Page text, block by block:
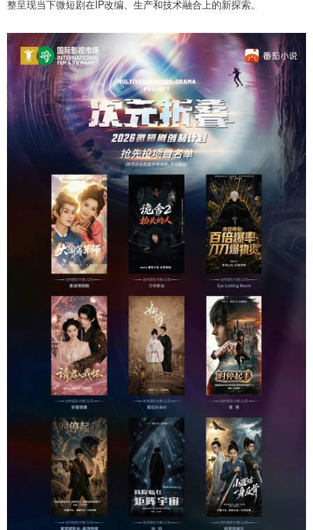
整呈现当下微短剧在IP改编、生产和技术融合上的新探索。